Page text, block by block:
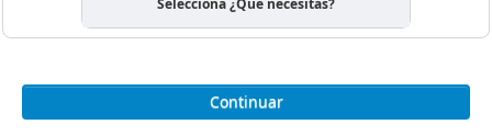
Selecciona ¿Qué necesitas?
Continuar